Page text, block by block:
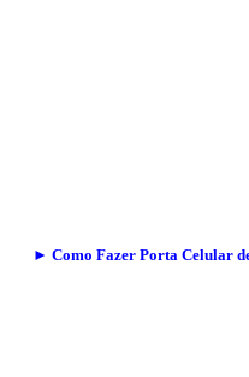
► Como Fazer Porta Celular